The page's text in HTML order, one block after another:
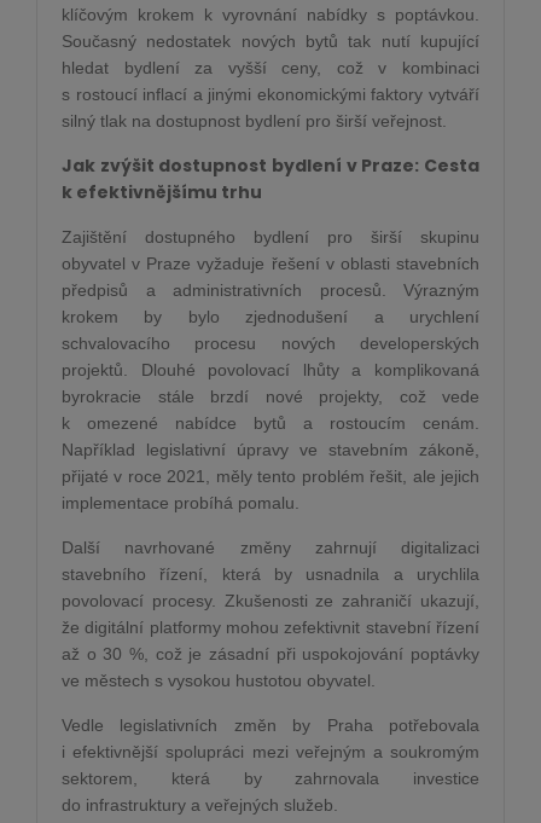
klíčovým krokem k vyrovnání nabídky s poptávkou.
Současný nedostatek nových bytů tak nutí kupující
hledat bydlení za vyšší ceny, což v kombinaci
s rostoucí inflací a jinými ekonomickými faktory vytváří
silný tlak na dostupnost bydlení pro širší veřejnost.
Jak zvýšit dostupnost bydlení v Praze: Cesta
k efektivnějšímu trhu
Zajištění dostupného bydlení pro širší skupinu
obyvatel v Praze vyžaduje řešení v oblasti stavebních
předpisů a administrativních procesů. Výrazným
krokem by bylo zjednodušení a urychlení
schvalovacího procesu nových developerských
projektů. Dlouhé povolovací lhůty a komplikovaná
byrokracie stále brzdí nové projekty, což vede
k omezené nabídce bytů a rostoucím cenám.
Například legislativní úpravy ve stavebním zákoně,
přijaté v roce 2021, měly tento problém řešit, ale jejich
implementace probíhá pomalu​.
Další navrhované změny zahrnují digitalizaci
stavebního řízení, která by usnadnila a urychlila
povolovací procesy. Zkušenosti ze zahraničí ukazují,
že digitální platformy mohou zefektivnit stavební řízení
až o 30 %, což je zásadní při uspokojování poptávky
ve městech s vysokou hustotou obyvatel​.
Vedle legislativních změn by Praha potřebovala
i efektivnější spolupráci mezi veřejným a soukromým
sektorem, která by zahrnovala investice
do infrastruktury a veřejných služeb.